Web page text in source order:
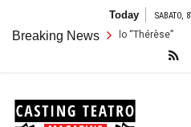
content
Today SABATO,
Breaking News
per lo Spettacolo “Thérèse”